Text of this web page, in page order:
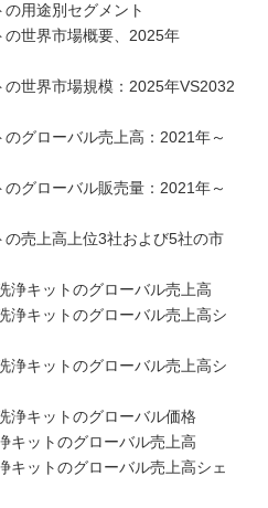
の用途別セグメント
の世界市場概要、2025年
の世界市場規模：2025年VS2032
のグローバル売上高：2021年～
のグローバル販売量：2021年～
の売上高上位3社および5社の市
浄キットのグローバル売上高
浄キットのグローバル売上高シ
浄キットのグローバル売上高シ
浄キットのグローバル価格
キットのグローバル売上高
キットのグローバル売上高シェ